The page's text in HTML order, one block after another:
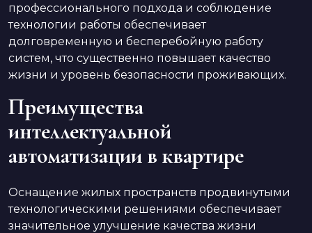
профессионального подхода и соблюдение
технологии работы обеспечивает
долговременную и бесперебойную работу
систем, что существенно повышает качество
жизни и уровень безопасности проживающих.
Преимущества
интеллектуальной
автоматизации в квартире
Оснащение жилых пространств продвинутыми
технологическими решениями обеспечивает
значительное улучшение качества жизни